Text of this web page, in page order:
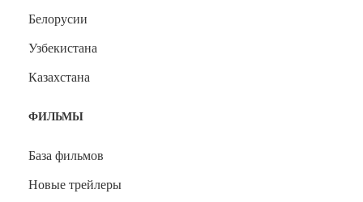
Белорусии
Узбекистана
Казахстана
ФИЛЬМЫ
База фильмов
Новые трейлеры